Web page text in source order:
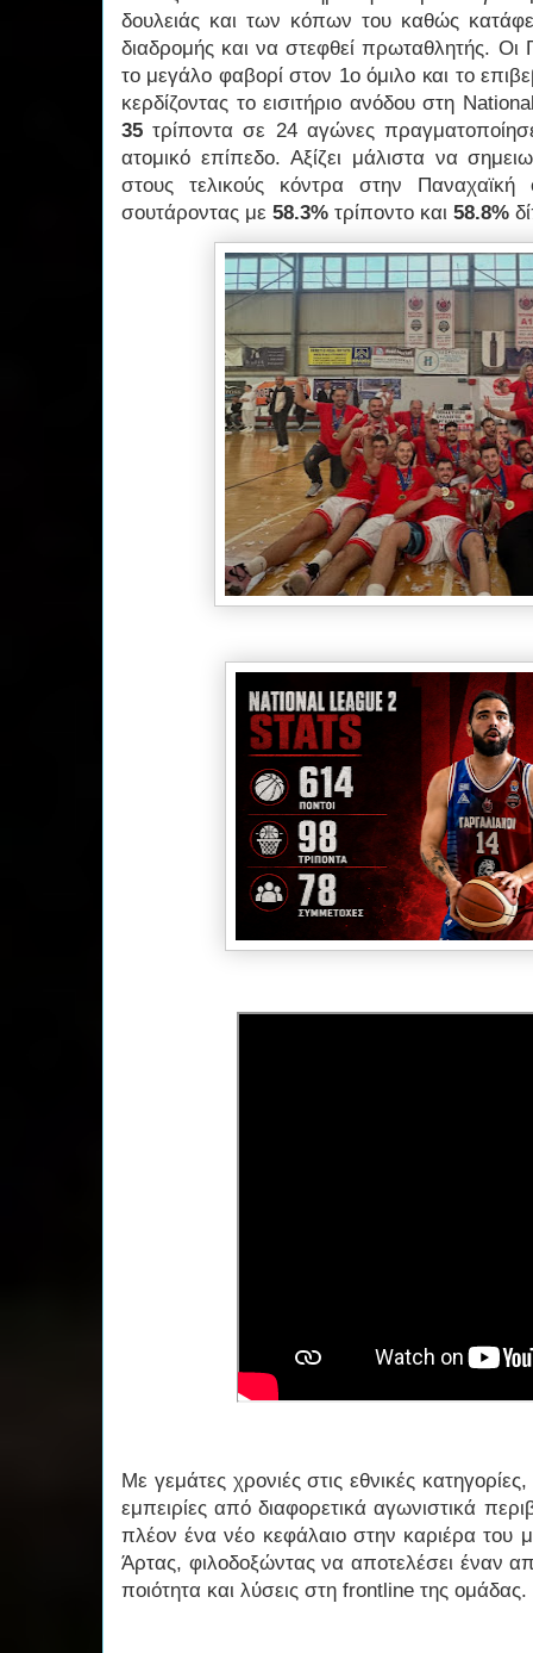
δουλειάς και των κόπων του καθώς
διαδρομής και να στεφθεί πρωταθλητής. Οι
το μεγάλο φαβορί στον 1ο όμιλο και το
κερδίζοντας το εισιτήριο ανόδου στη
35 τρίποντα σε 24 αγώνες
ατομικό επίπεδο. Αξίζει μάλιστα να
στους τελικούς κόντρα στην
σουτάροντας με 58.3% τρίποντο και 58.8%
Με γεμάτες χρονιές στις εθνικές
εμπειρίες από διαφορετικά αγωνιστικά
πλέον ένα νέο κεφάλαιο στην καριέρα του
Άρτας, φιλοδοξώντας να αποτελέσει έναν
ποιότητα και λύσεις στη frontline της ομάδας.